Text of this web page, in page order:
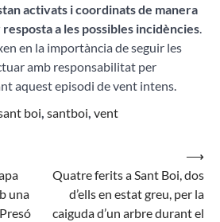
activats i coordinats de manera
a les possibles incidències.
en la importància de seguir les
amb responsabilitat per
aquest episodi de vent intens.
boi, santboi, vent
una
Quatre ferits a Sant Boi, dos
d’ells en estat greu, per la
caiguda d’un arbre durant el
⟶